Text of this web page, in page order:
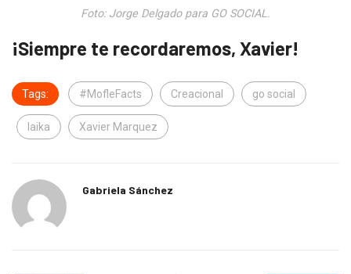
Foto: Jorge Delgado para GO SOCIAL.
¡Siempre te recordaremos, Xavier!
Tags: #MofleFacts Creacional go social
laika Xavier Marquez
Gabriela Sánchez